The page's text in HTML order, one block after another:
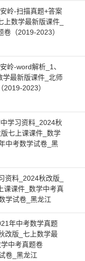
岭-扫描真题+答案
上数学最新版课件_
（2019-2023）
岭-word解析_1、
学最新版课件_北师
2023）
学习资料_2024秋
七上课课件_数学
中考数学试卷_黑
资料_2024秋改版_
课课件_数学中考真
学试卷_黑龙江
年中考数学真题
改版_七上数学最
中考真题卷
卷_黑龙江